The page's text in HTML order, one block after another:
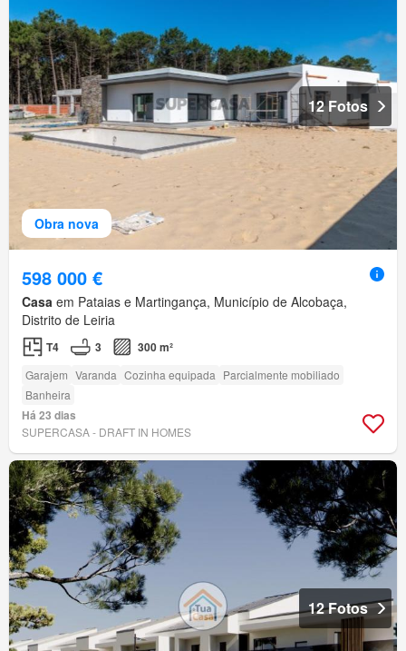
Obra nova
12 Fotos
598 000 €
Casa em Pataias e Martingança, Município de Alcobaça,
Distrito de Leiria
T4 3 300 m²
Garajem Varanda Cozinha equipada Parcialmente mobiliado
Banheira
Há 23 dias
SUPERCASA - DRAFT IN HOMES
12 Fotos